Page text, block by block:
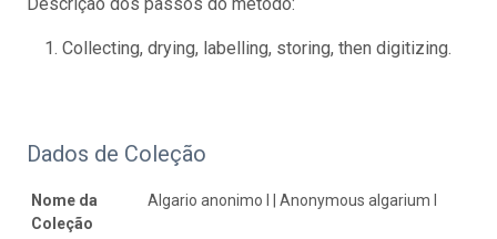
Collecting, drying, labelling, storing, then digitizing.
Dados de Coleção
Nome da
Coleção
Algario anonimo I | Anonymous algarium I